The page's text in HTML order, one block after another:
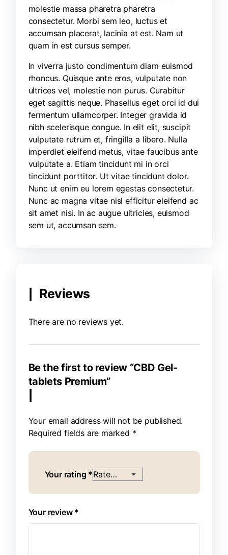
molestie massa pharetra pharetra
consectetur. Morbi sem leo, luctus et
accumsan placerat, lacinia at est. Nam ut
quam in est cursus semper.
In viverra justo condimentum diam euismod
rhoncus. Quisque ante eros, vulputate non
ultrices vel, molestie non purus. Curabitur
eget sagittis neque. Phasellus eget orci id dui
fermentum ullamcorper. Integer gravida id
nibh scelerisque congue. In elit elit, suscipit
vulputate rutrum et, fringilla a libero. Nulla
imperdiet eleifend metus, vitae faucibus ante
vulputate a. Etiam tincidunt mi in orci
tincidunt porttitor. Ut vitae tincidunt dolor.
Nunc ut enim eu lorem egestas consectetur.
Nunc ac magna vitae nisl efficitur eleifend ac
sit amet nisi. In ac augue ultricies, euismod
sem ut, accumsan sem.
Reviews
There are no reviews yet.
Be the first to review “CBD Gel-
tablets Premium”
Your email address will not be published.
Required fields are marked *
Your rating *
Your review *